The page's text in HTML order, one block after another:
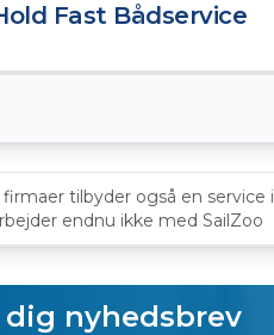
Fast Bådservice
firmaer tilbyder også en
endnu ikke med SailZoo
nyhedsbrev